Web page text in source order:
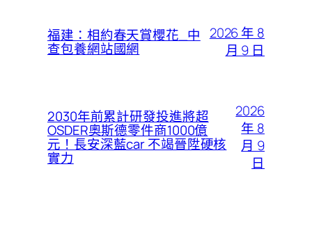
福建：相約春天賞櫻花_中
查包養網站國網
2026 年 8
月 9 日
2030年前累計研發投進將超
OSDER奧斯德零件商1000億
元！長安深藍car 不竭晉陞硬核
實力
2026
年 8
月 9
日